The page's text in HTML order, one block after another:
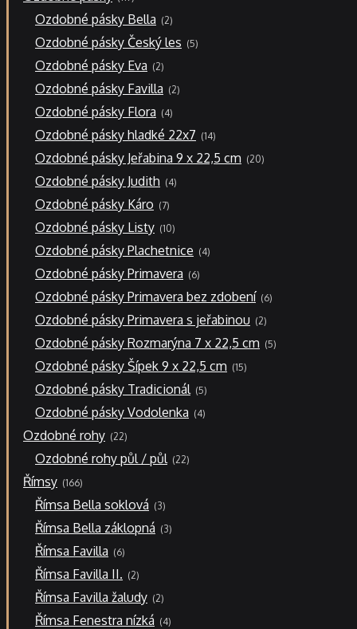
produktů
Ozdobné pásky Bella 22
produkty
Ozdobné pásky Český les 55
produktů
Ozdobné pásky Eva 22
produkty
Ozdobné pásky Favilla 22
produkty
Ozdobné pásky Flora 44
produkty
Ozdobné pásky hladké 22x7 1414
produktů
Ozdobné pásky Jeřabina 9 x 22,5 cm 2020
produktů
Ozdobné pásky Judith 44
produkty
Ozdobné pásky Káro 77
produktů
Ozdobné pásky Listy 1010
produktů
Ozdobné pásky Plachetnice 44
produkty
Ozdobné pásky Primavera 66
produktů
Ozdobné pásky Primavera bez zdobení 66
produktů
Ozdobné pásky Primavera s jeřabinou 22
produkty
Ozdobné pásky Rozmarýna 7 x 22,5 cm 55
produktů
Ozdobné pásky Šípek 9 x 22,5 cm 1515
produktů
Ozdobné pásky Tradicionál 55
produktů
Ozdobné pásky Vodolenka 44
produkty
Ozdobné rohy 2222
produktů
Ozdobné rohy půl / půl 2222
produktů
Římsy 166166
produktů
Římsa Bella soklová 33
produkty
Římsa Bella záklopná 33
produkty
Římsa Favilla 66
produktů
Římsa Favilla II. 22
produkty
Římsa Favilla žaludy 22
produkty
Římsa Fenestra nízká 44